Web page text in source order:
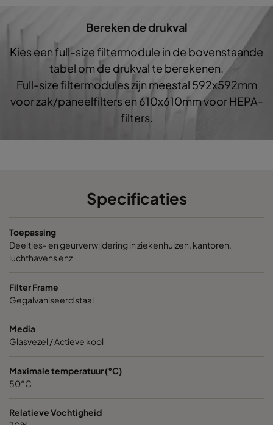
Bereken de drukval
Kies een full-size filtermodule in de bovenstaande
tabel om de drukval te berekenen.
Full-size filtermodules zijn meestal 592x592mm
voor zak/paneelfilters en 610x610mm voor HEPA-
filters.
Specificaties
Toepassing
Deeltjes- en geurverwijdering in ziekenhuizen, kantoren,
luchthavens enz
Filter Frame
Gegalvaniseerd staal
Media
Glasvezel / Actieve kool
Maximale temperatuur (°C)
50°C
Relatieve Vochtigheid